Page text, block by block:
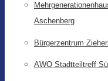
Aschenberg
Bürgerzentrum
AWO Stadtteiltreff